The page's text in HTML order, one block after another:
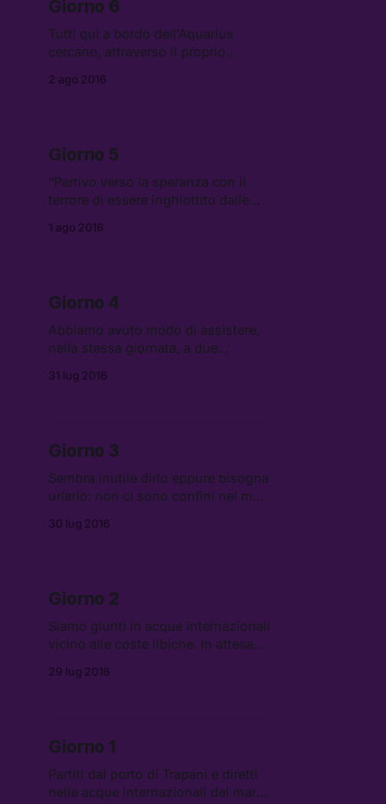
Giorno 6
Tutti qui a bordo dell’Aquarius
cercano, attraverso il proprio
serenità ai migranti.
2 ago 2016
Giorno 5
“Partivo verso la speranza con il
terrore di essere inghiottito dalle
avevo la benché minima sicurezza.”
1 ago 2016
Giorno 4
Abbiamo avuto modo di assistere,
nella stessa giornata, a due
31 lug 2016
Giorno 3
Sembra inutile dirlo eppure bisogna
urlarlo: non ci sono confini nel mar
30 lug 2016
Giorno 2
Siamo giunti in acque internazionali
vicino alle coste libiche. In attesa
abbiamo potuto osservare e
29 lug 2016
Giorno 1
Partiti dal porto di Trapani e diretti
nelle acque internazionali del mar